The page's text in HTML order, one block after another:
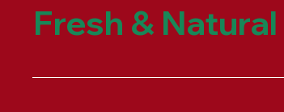
Fresh & Natural